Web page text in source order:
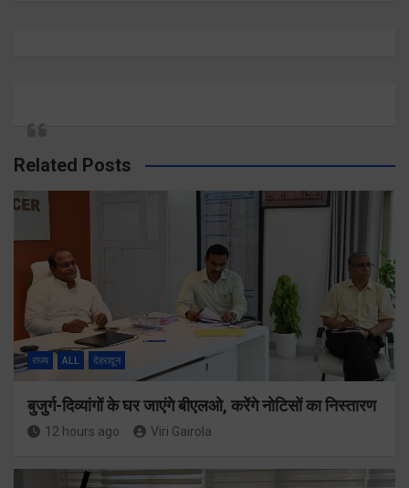
Related Posts
राज्य ALL देहरादून
बुजुर्ग-दिव्यांगों के घर जाएंगे बीएलओ, करेंगे नोटिसों का निस्तारण
12 hours ago Viri Gairola